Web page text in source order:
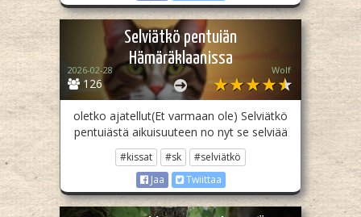
Selviätkö pentuiän
Hämäräklaanissa
126
2026-02-28 Wolf
oletko ajatellut(Et varmaan ole) Selviätkö
pentuiästä aikuisuuteen no nyt se selviää
#kissat #sk
#selviätkö
Jaa
Twiittaa